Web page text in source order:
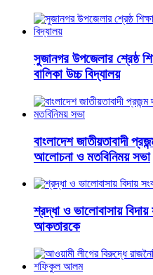
সুজানগর উপজেলার শ্রেষ্ঠ
বালিকা উচ্চ বিদ্যালয়
বাংলাদেশ জাতীয়তাবাদী
আলোচনা ও মতবিনিময় সভা
শ্রদ্ধা ও ভালোবাসায় বিদায়
আকতারকে